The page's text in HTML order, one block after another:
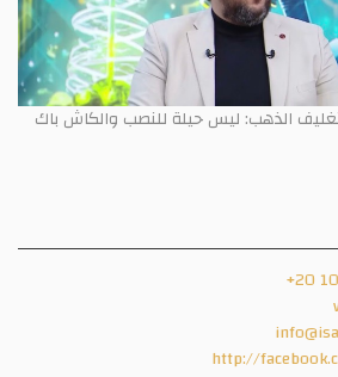
الذهب: ليس حيلة للنصب والكاش باك
+20
http://